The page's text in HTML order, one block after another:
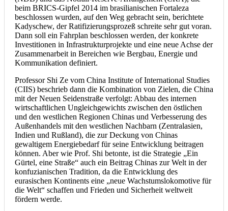
beim BRICS-Gipfel 2014 im brasilianischen Fortaleza
beschlossen wurden, auf den Weg gebracht sein, berichtete
Kadyschew, der Ratifizierungsprozeß schreite sehr gut voran.
Dann soll ein Fahrplan beschlossen werden, der konkrete
Investitionen in Infrastrukturprojekte und eine neue Achse der
Zusammenarbeit in Bereichen wie Bergbau, Energie und
Kommunikation definiert.
Professor Shi Ze vom China Institute of International Studies
(CIIS) beschrieb dann die Kombination von Zielen, die China
mit der Neuen Seidenstraße verfolgt: Abbau des internen
wirtschaftlichen Ungleichgewichts zwischen den östlichen
und den westlichen Regionen Chinas und Verbesserung des
Außenhandels mit den westlichen Nachbarn (Zentralasien,
Indien und Rußland), die zur Deckung von Chinas
gewaltigem Energiebedarf für seine Entwicklung beitragen
können. Aber wie Prof. Shi betonte, ist die Strategie „Ein
Gürtel, eine Straße“ auch ein Beitrag Chinas zur Welt in der
konfuzianischen Tradition, da die Entwicklung des
eurasischen Kontinents eine „neue Wachstumslokomotive für
die Welt“ schaffen und Frieden und Sicherheit weltweit
fördern werde.